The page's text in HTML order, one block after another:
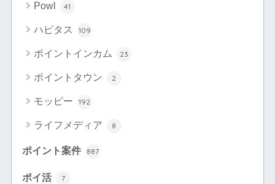
Powl 41
ハピタス 109
ポイントインカム 23
ポイントタウン 2
モッピー 192
ライフメディア 8
ポイント案件 887
ポイ活 7